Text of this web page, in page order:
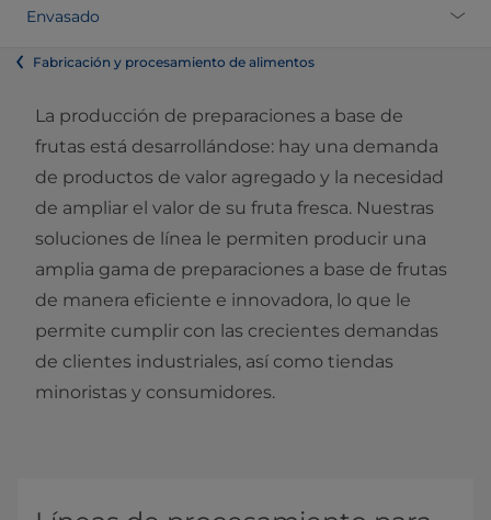
Envasado
Fabricación y procesamiento de alimentos
La producción de preparaciones a base de
frutas está desarrollándose: hay una demanda
de productos de valor agregado y la necesidad
de ampliar el valor de su fruta fresca. Nuestras
soluciones de línea le permiten producir una
amplia gama de preparaciones a base de frutas
de manera eficiente e innovadora, lo que le
permite cumplir con las crecientes demandas
de clientes industriales, así como tiendas
minoristas y consumidores.​